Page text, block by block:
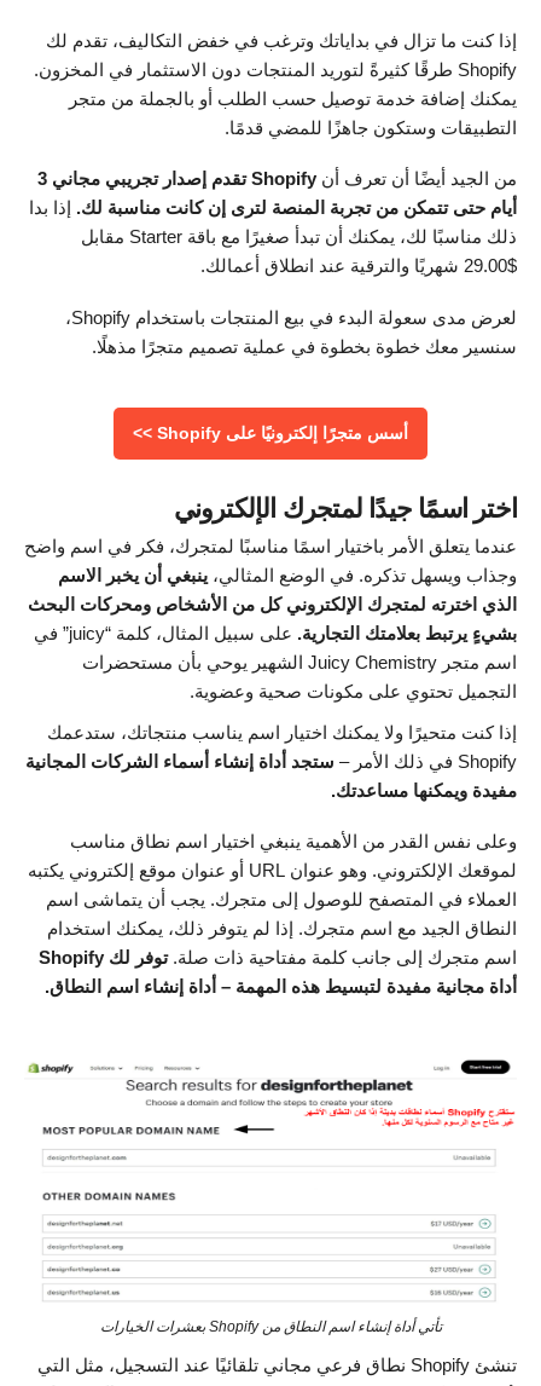
إذا كنت ما تزال في بداياتك وترغب في خفض التكاليف، تقدم لك
Shopify طرقًا كثيرةً لتوريد المنتجات دون الاستثمار في المخزون.
يمكنك إضافة خدمة توصيل حسب الطلب أو بالجملة من متجر
التطبيقات وستكون جاهزًا للمضي قدمًا.
من الجيد أيضًا أن تعرف أن
Shopify تقدم إصدار تجريبي مجاني 3
أيام حتى تتمكن من تجربة المنصة لترى إن كانت مناسبة لك. إذا بدا
ذلك مناسبًا لك، يمكنك أن تبدأ صغيرًا مع باقة Starter مقابل
$
29.00 شهريًا والترقية عند انطلاق أعمالك.
لعرض مدى سعولة البدء في بيع المنتجات باستخدام Shopify،
سنسير معك خطوة بخطوة في عملية تصميم متجرًا مذهلًا.
أسس متجرًا إلكترونيًا على Shopify >>
اختر اسمًا جيدًا لمتجرك الإلكتروني
عندما يتعلق الأمر باختيار اسمًا مناسبًا لمتجرك، فكر في اسم واضح
وجذاب ويسهل تذكره. في الوضع المثالي، ينبغي أن يخبر الاسم
الذي اخترته لمتجرك الإلكتروني كل من الأشخاص ومحركات البحث
بشيءٍ يرتبط بعلامتك التجارية.
على سبيل المثال، كلمة “juicy” في
اسم متجر Juicy Chemistry الشهير يوحي بأن مستحضرات
التجميل تحتوي على مكونات صحية وعضوية.
إذا كنت متحيرًا ولا يمكنك اختيار اسم يناسب منتجاتك، ستدعمك
Shopify في ذلك الأمر –
ستجد أداة إنشاء أسماء الشركات المجانية
مفيدة ويمكنها مساعدتك.
وعلى نفس القدر من الأهمية ينبغي اختيار اسم نطاق مناسب
لموقعك الإلكتروني. وهو عنوان URL أو عنوان موقع إلكتروني يكتبه
العملاء في المتصفح للوصول إلى متجرك. يجب أن يتماشى اسم
النطاق الجيد مع اسم متجرك. إذا لم يتوفر ذلك، يمكنك استخدام
اسم متجرك إلى جانب كلمة مفتاحية ذات صلة.
توفر لك Shopify
أداة مجانية مفيدة لتبسيط هذه المهمة – أداة إنشاء اسم النطاق.
تأتي أداة إنشاء اسم النطاق من Shopify بعشرات الخيارات
تنشئ Shopify نطاق فرعي مجاني تلقائيًا عند التسجيل، مثل التي